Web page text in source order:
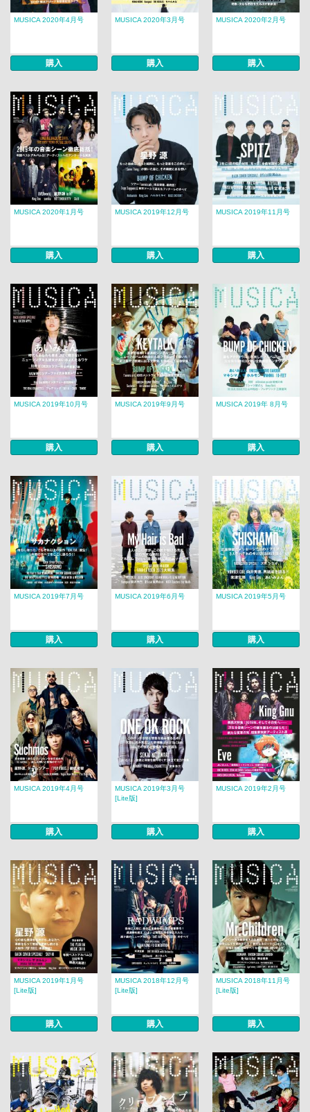
MUSICA 2020年4月号
購入
MUSICA 2020年3月号
購入
MUSICA 2020年2月号
購入
MUSICA 2020年1月号
購入
MUSICA 2019年12月号
購入
MUSICA 2019年11月号
購入
MUSICA 2019年10月号
購入
MUSICA 2019年9月号
購入
MUSICA 2019年 8月号​​
購入
MUSICA 2019年7月号
購入
MUSICA 2019年6月号
購入
MUSICA 2019年5月号
購入
MUSICA 2019年4月号
購入
MUSICA 2019年3月号
[Lite版]
購入
MUSICA 2019年2月号
購入
MUSICA 2019年1月号
[Lite版]
購入
MUSICA 2018年12月号
[Lite版]
購入
MUSICA 2018年11月号
[Lite版]
購入